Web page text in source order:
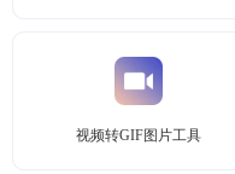
视频转GIF图片工具